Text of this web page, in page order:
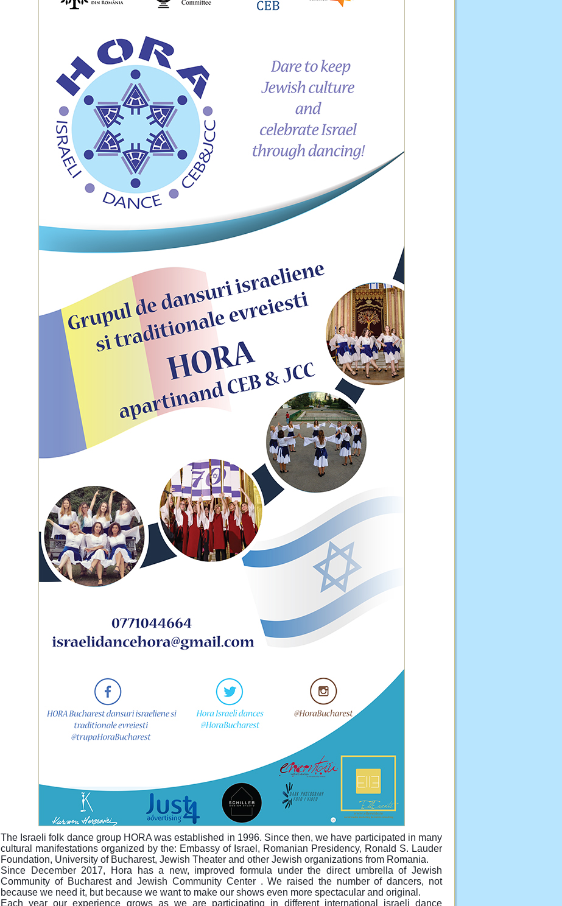
The Israeli folk dance group HORA was established in 1996. Since then, we have participated in many
cultural manifestations organized by the: Embassy of Israel, Romanian Presidency, Ronald S. Lauder
Foundation, University of Bucharest, Jewish Theater and other Jewish organizations from Romania.
Since December 2017, Hora has a new, improved formula under the direct umbrella of Jewish
Community of Bucharest and Jewish Community Center . We raised the number of dancers, not
because we need it, but because we want to make our shows even more spectacular and original.
Each year our experience grows as we are participating in different international israeli dance